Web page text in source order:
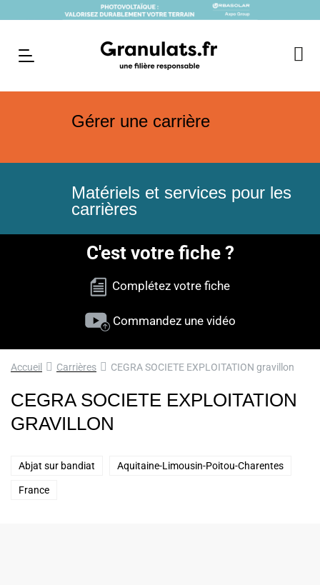
Gérer une carrière
Matériels et services pour les
carrières
C'est votre fiche ?
Complétez votre fiche
Commandez une vidéo
Accueil Carrières CEGRA SOCIETE EXPLOITATION gravillon
CEGRA SOCIETE EXPLOITATION
GRAVILLON
Abjat sur bandiat Aquitaine-Limousin-Poitou-Charentes
France